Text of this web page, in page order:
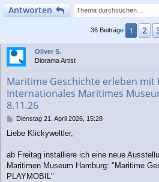
Antworten
36 Beiträge 1 2
Oliver S.
Diorama Artist
Maritime Geschichte erleben mit
Internationales Maritimes
8.11.26
B
i
r
a
g
Dienstag 21. April 2026, 15:28
Liebe Klickyweltler,
ab Freitag installiere ich eine neue
Maritimen Museum Hamburg: "Maritime
PLAYMOBIL"